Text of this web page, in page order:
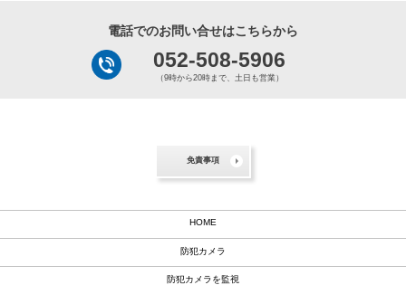
電話でのお問い合せはこちらから
052-508-5906
（9時から20時まで、土日も営業）
免責事項
HOME
防犯カメラ
防犯カメラを監視